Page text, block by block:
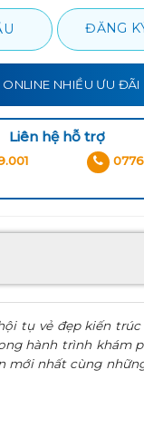
ĐĂNG
NHIỀU ƯU ĐÃI
Liên hệ hỗ trợ
tụ vẻ đẹp kiến
hành trình khám
mới nhất cùng